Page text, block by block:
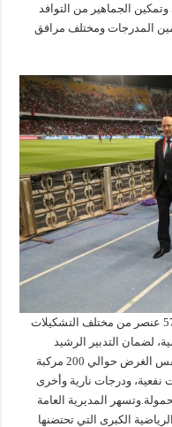
الجماهير من التوافد
المدرجات ومختلف مرافق
وقد خصصت ولاية أمن طنجة ما مجموعه 5700 عنصر من مختلف التشكيلات
لضمان التدبير الرشيد
والمحكم لإجراء هذه المباراة، كما سخرت لنفس الغرض حوالي 200 مركبة
نفعية، ودرجات نارية وأخرى
المديرية العامة
الكبرى التي تحتضنها